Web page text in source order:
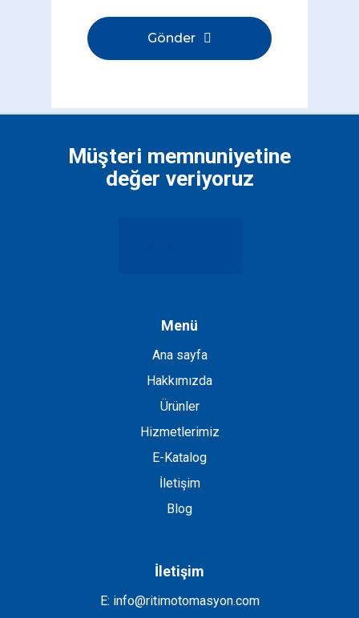
Gönder
boş
Müşteri memnuniyetine
değer veriyoruz
Menü
Ana sayfa
Hakkımızda
Ürünler
Hizmetlerimiz
E-Katalog
İletişim
Blog
İletişim
E: info@ritimotomasyon.com